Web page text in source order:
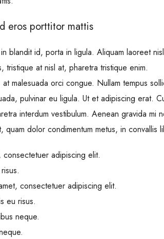
eros porttitor mattis
blandit id, porta in ligula. Aliquam laoreet
tristique at nisl at, pharetra tristique enim.
malesuada orci congue. Nullam tempus
pulvinar eu ligula. Ut et adipiscing erat.
interdum vestibulum. Aenean gravida mi
quam dolor condimentum metus, in convallis
adipiscing elit.
consectetuer adipiscing elit.
eu risus.
neque.